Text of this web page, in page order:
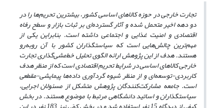
تجارت خارجی در حوزه کالاهای اساسی کشور، بیشترین تحریم‌ها را در
دو دهه اخیر متحمل شده و آثار گسترده‌ای بر ثبات بازار و سطح رفاه
اقتصادی و امنیت غذایی و اجتماعی داشته است. بنابراین یکی از
مهمترین چالش‌هایی است که سیاستگذاران کشور با آن روبه‌رو
هستند. هدف از این پژوهش ارائه الگوی تحلیل خط‌مشی‌گذاری تجارت
خارجی کالاهای اساسی در شرایط تحریم اقتصادی است که از منظر هدف
کاربردی-توسعه‌ای و از منظر شیوه گردآوری داده‌ها پیمایشی-مقطعی
است. جامعه مشارکت‌کنندگان پژوهش متشکل از مسئولان اجرایی،
سیاستگذاران و اساتید دانشگاهی مرتبط با موضوع هستند. در بخش